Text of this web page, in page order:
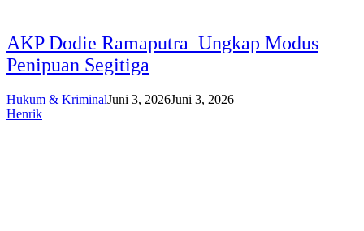
AKP Dodie Ramaputra Ungkap Modus
Penipuan Segitiga
Hukum & KriminalJuni 3, 2026Juni 3, 2026
Henrik